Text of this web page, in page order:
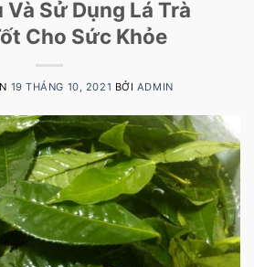
Và Sử Dụng Lá Trà
Cho Sức Khỏe
19 THÁNG 10, 2021 BỞI ADMIN